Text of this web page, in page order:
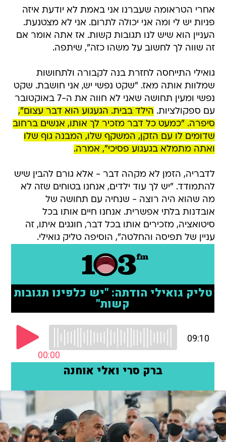
אחרי הטראומה שעברנו אני באמת לא יודעת איזה
פניות יש לי ומה אני יכולה לתרום. אני לא מצטנעת.
העניין הוא שיש לנו תגובות קשות. אז אתה אומר אם
זה שווה לך לחשוב על משהו כזה", שיתפה.
גואילי התייחסה לחזרת בנה לקבורה ולתחושות
שמלוות אותה מאז. "שקט נפשי יש, אני חושבת. שקט
נפשי ומעין תחושה שאני לא חווה את ה-7 באוקטובר
עם ספקולציות. הילד בבית. הגעגוע הוא דבר עצום",
סיפרה. "כמעט כל דבר מזכיר לך אותו, אנשים ברחוב
שדומים לו עם הזקן, המשקף שלו, המבנה גוף שלו
ואתה מתמלא בגעגוע פסיכי", אמרה.
לדבריה, הזמן לא מקהה דבר - אלא גורם להבין שיש
להתמודד. "יש לך עוד ילדים, אנחנו בטוחים שזה לא
מה שהוא היה רוצה - שנחיה עם תחושה של
אובדנות בלתי אפשרית. אנחנו חיים אותו בכל
סיטואציה, מזכירים אותו בכל דבר, חוגגים איתו, זה
עניין של תפיסה והחלטה", הוסיפה טליק גואילי.